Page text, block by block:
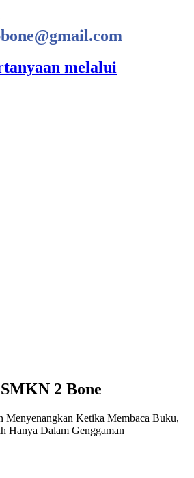
melalui
2 Bone
Menyenangkan Ketika Membaca Buku,
Hanya Dalam Genggaman